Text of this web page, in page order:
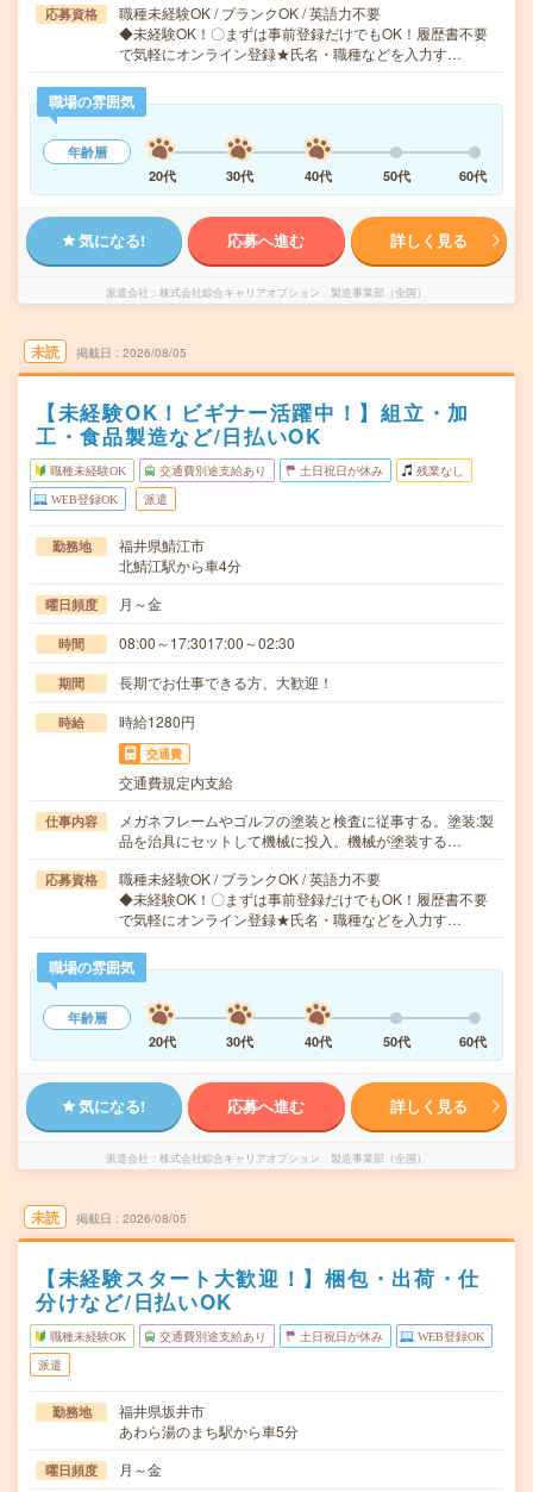
応募資格
職種未経験OK / ブランクOK / 英語力不要
◆未経験OK！〇まずは事前登録だけでもOK！履歴書不要
で気軽にオンライン登録★氏名・職種などを入力す…
職場の雰囲気
年齢層
20代
30代 40代 50代 60代
気になる! 応募へ進む 詳しく見る
派遣会社 株式会社綜合キャリアオプション 製造事業部（全国）
未読 掲載日 2026/08/05
【未経験OK！ビギナー活躍中！】組立・加
工・食品製造など/日払いOK
職種未経験OK 交通費別途支給あり 土日祝日が休み 残業なし
WEB登録OK 派遣
勤務地
福井県鯖江市
北鯖江駅から車4分
曜日頻度 月～金
時間 08:00～17:3017:00～02:30
期間 長期でお仕事できる方、大歓迎！
時給 時給1280円
交通費
交通費規定内支給
仕事内容
メガネフレームやゴルフの塗装と検査に従事する。塗装:製
品を治具にセットして機械に投入。機械が塗装する…
応募資格
職種未経験OK / ブランクOK / 英語力不要
◆未経験OK！〇まずは事前登録だけでもOK！履歴書不要
で気軽にオンライン登録★氏名・職種などを入力す…
職場の雰囲気
年齢層
20代
30代 40代 50代 60代
気になる! 応募へ進む 詳しく見る
派遣会社 株式会社綜合キャリアオプション 製造事業部（全国）
未読 掲載日 2026/08/05
【未経験スタート大歓迎！】梱包・出荷・仕
分けなど/日払いOK
職種未経験OK 交通費別途支給あり 土日祝日が休み WEB登録OK
派遣
勤務地
福井県坂井市
あわら湯のまち駅から車5分
曜日頻度 月～金